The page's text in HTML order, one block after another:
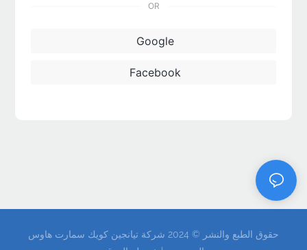
OR
Google
Facebook
حقوق الطبع والنشر © 2024 شركة تيانجين كويك سمارت هاوس